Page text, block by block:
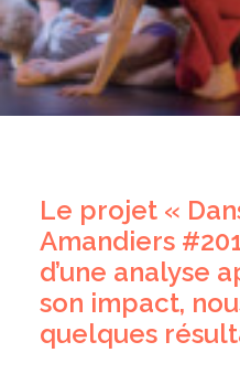
Le projet «
Amandiers
d’une analyse
son impact,
quelques